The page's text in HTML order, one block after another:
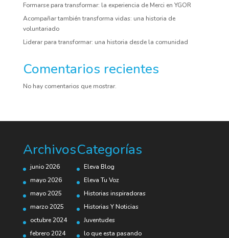
Formarse para transformar: la experiencia de Merci en YGOR
Acompañar también transforma vidas: una historia de
voluntariado
Liderar para transformar: una historia desde la comunidad
Comentarios recientes
No hay comentarios que mostrar.
Archivos
junio 2026
mayo 2026
mayo 2025
marzo 2025
octubre 2024
febrero 2024
Categorías
Eleva Blog
Eleva Tu Voz
Historias inspiradoras
Historias Y Noticias
Juventudes
lo que esta pasando